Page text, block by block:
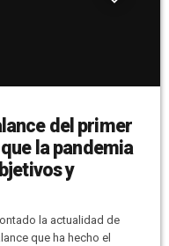
del primer
la pandemia
y
la actualidad de
que ha hecho el